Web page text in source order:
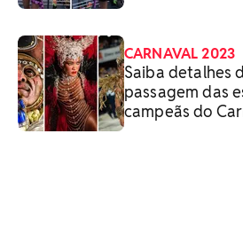
CARNAVAL 2023
Saiba detalhes
passagem das
campeãs do